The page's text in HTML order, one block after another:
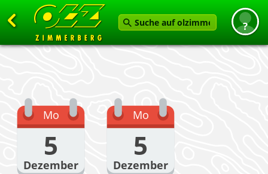
News
Termine
Angebot
Karten
Mo
5
Dezember
Mo
5
Dezember